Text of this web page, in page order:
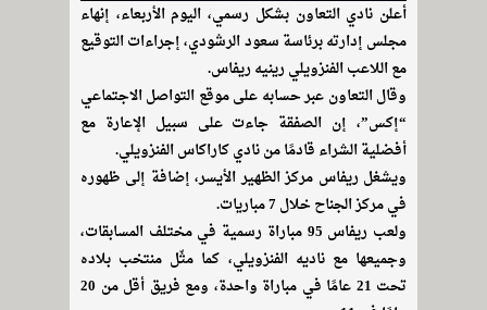
أعلن نادي التعاون بشكل رسمي، اليوم الأربعاء، إنهاء
مجلس إدارته برئاسة سعود الرشودي، إجراءات التوقيع
مع اللاعب الفنزويلي رينيه ريفاس.
وقال التعاون عبر حسابه على موقع التواصل الاجتماعي
“إكس”، إن الصفقة جاءت على سبيل الإعارة مع
أفضلية الشراء قادمًا من نادي كاراكاس الفنزويلي.
ويشغل ريفاس مركز الظهير الأيسر، إضافة إلى ظهوره
في مركز الجناح خلال 7 مباريات.
ولعب ريفاس 95 مباراة رسمية في مختلف المسابقات،
وجميعها مع ناديه الفنزويلي، كما مثّل منتخب بلاده
تحت 21 عامًا في مباراة واحدة، ومع فريق أقل من 20